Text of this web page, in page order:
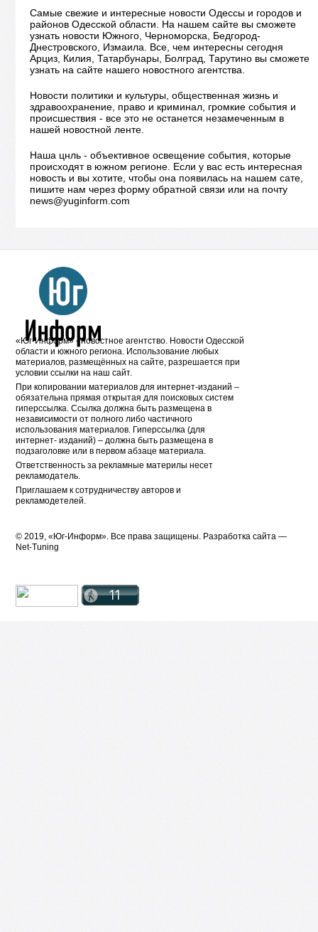
Самые свежие и интересные новости Одессы и городов и
районов Одесской области. На нашем сайте вы сможете
узнать новости Южного, Черноморска, Бедгород-
Днестровского, Измаила. Все, чем интересны сегодня
Арциз, Килия, Татарбунары, Болград, Тарутино вы сможете
узнать на сайте нашего новостного агентства.
Новости политики и культуры, общественная жизнь и
здравоохранение, право и криминал, громкие события и
происшествия - все это не останется незамеченным в
нашей новостной ленте.
Наша цнль - объективное освещение события, которые
происходят в южном регионе. Если у вас есть интересная
новость и вы хотите, чтобы она появилась на нашем сате,
пишите нам через форму обратной связи или на почту
news@yuginform.com
«Юг-Информ» - новостное агентство. Новости Одесской
области и южного региона. Использование любых
материалов, размещённых на сайте, разрешается при
условии ссылки на наш сайт.
При копировании материалов для интернет-изданий –
обязательна прямая открытая для поисковых систем
гиперссылка. Ссылка должна быть размещена в
независимости от полного либо частичного
использования материалов. Гиперссылка (для
интернет- изданий) – должна быть размещена в
подзаголовке или в первом абзаце материала.
Ответственность за рекламные материлы несет
рекламодатель.
Приглашаем к сотрудничеству авторов и
рекламодетелей.
© 2019, «Юг-Информ». Все права защищены. Разработка cайта —
Net-Tuning